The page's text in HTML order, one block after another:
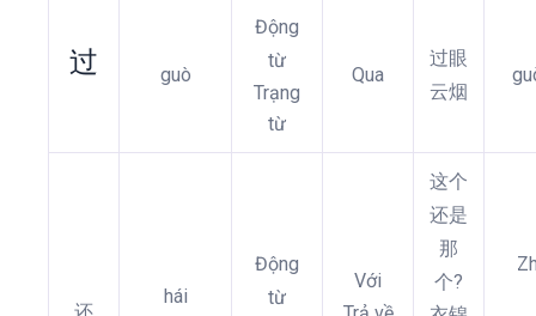
过 guò
Động
từ
Trạng
từ
Qua
过眼
云烟
还
hái
Động
từ
Với
这个
还是
那
个?